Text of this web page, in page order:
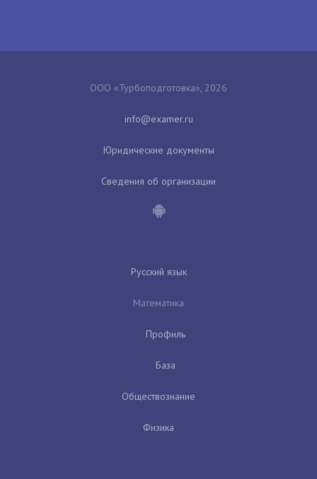
ООО «Турбоподготовка», 2026
Юридические документы
Сведения об организации
Русский язык
Математика
Профиль
База
Обществознание
Физика